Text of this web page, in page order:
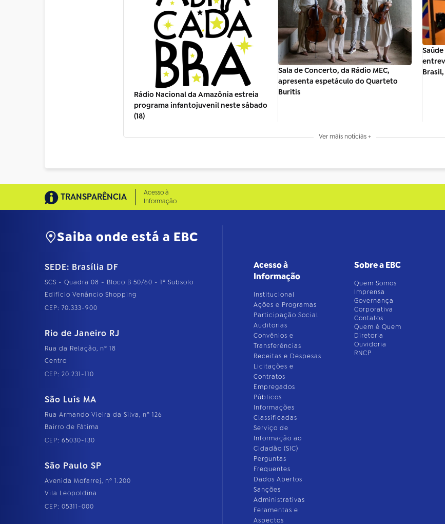
Rádio Nacional da Amazônia estreia
programa infantojuvenil neste sábado
(18)
Sala de Concerto, da Rádio MEC,
apresenta espetáculo do Quarteto
Buritis
Ver mais notícias +
TRANSPARÊNCIA
Acesso à
Informação
Saiba onde está a EBC
SEDE: Brasília DF
SCS - Quadra 08 - Bloco B 50/60 - 1º Subsolo
Edifício Venâncio Shopping
CEP: 70.333-900
Rio de Janeiro RJ
Rua da Relação, nº 18
Centro
CEP: 20.231-110
São Luís MA
Rua Armando Vieira da Silva, nº 126
Bairro de Fátima
CEP: 65030-130
São Paulo SP
Avenida Mofarrej, nº 1.200
Vila Leopoldina
CEP: 05311-000
Acesso à
Informação
Institucional
Ações e Programas
Participação Social
Auditorias
Convênios e
Transferências
Receitas e Despesas
Licitações e
Contratos
Empregados
Públicos
Informações
Classificadas
Serviço de
Informação ao
Cidadão (SIC)
Perguntas
Frequentes
Dados Abertos
Sanções
Administrativas
Feramentas e
Aspectos
Sobre a EBC
Quem Somos
Imprensa
Governança
Corporativa
Contatos
Quem é Quem
Diretoria
Ouvidoria
RNCP